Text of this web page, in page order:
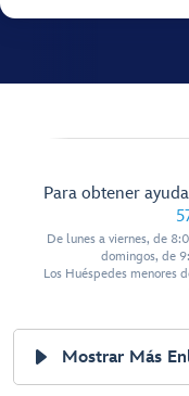
Para obtener
De lunes a viernes, de
domingos, de
Los Huéspedes menores
Mostrar Más